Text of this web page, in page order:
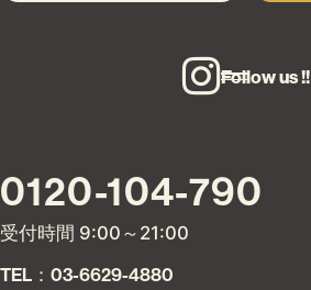
Follow us !!
0120-104-790
受付時間 9:00～21:00
TEL：03-6629-4880